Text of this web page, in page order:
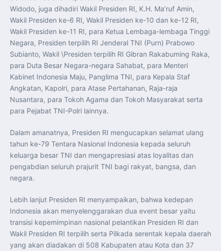
Penguatan Kerja Sama Konkret ASEAN Plus Three
Latma ORRUDA 2026 di Vladivostok Perkuat Diplomasi
Maritim TNI AL dan Rusia
Latihan DACT di Exercise Pitch Black 2026 Tingkatkan
Kesiapan Tempur Penerbang TNI AU
Menlu Sugiono: “Kekuatan Ekonomi ASEAN-RRT Harus
Menjadi Penopang Stabilitas Kawasan”
ASEAN dan Amerika Serikat Perkuat Kemitraan untuk
Jaga Stabilitas Kawasan dan Dorong Pertumbuhan
Ekonomi
Presiden Prabowo Terima Direktur FBI, Indonesia dan AS
Perkuat Kerja Sama Repatriasi Artefak Budaya
Menteri PKP dan Ketua DEN Perkuat Kolaborasi
Teknologi, Data, dan Pembiayaan Demi Percepatan
Program 3 Juta Rumah
Pendaftaran MagangHub Angkatan II Batch 1 Dibuka
KASAU Bekali 154 Perwira Remaja AAU 2026, Tekankan
Integritas dan Profesionalisme sebagai Bekal
Pengabdian
Menlu Sugiono Dorong Kemitraan ASEAN–Inggris yang
Lebih Erat Hadapi Tantangan Global
Indonesia Dorong ASEAN dan Uni Eropa Perkuat
Kemitraan ASEAN–Kanada Perkuat Ketahanan Ekonomi,
Pangan, dan Energi Kawasan
ASEAN dan India Perkuat Ketahanan Kawasan lewat
Kerja Sama Maritim, Ekonomi, dan Kesehatan
BI Pertahankan BI-Rate 5,75 Persen untuk Jaga
Stabilitas dan Dukung Pertumbuhan Ekonomi
Kepala BGN Sudaryono Tegaskan Komitmen Perkuat
Transparansi dan Akuntabilitas Program Makan Bergizi
Widodo, juga dihadiri Wakil Presiden RI, K.H. Ma’ruf Amin,
Wakil Presiden ke-6 RI, Wakil Presiden ke-10 dan ke-12 RI,
Wakil Presiden ke-11 RI, para Ketua Lembaga-lembaga Tinggi
Negara, Presiden terpilih RI Jenderal TNI (Purn) Prabowo
Subianto, Wakil \Presiden terpilih RI Gibran Rakabuming Raka,
para Duta Besar Negara-negara Sahabat, para Menteri
Kabinet Indonesia Maju, Panglima TNI, para Kepala Staf
Angkatan, Kapolri, para Atase Pertahanan, Raja-raja
Nusantara, para Tokoh Agama dan Tokoh Masyarakat serta
para Pejabat TNI-Polri lainnya.
Dalam amanatnya, Presiden RI mengucapkan selamat ulang
tahun ke-79 Tentara Nasional Indonesia kepada seluruh
keluarga besar TNI dan mengapresiasi atas loyalitas dan
pengabdian seluruh prajurit TNI bagi rakyat, bangsa, dan
negara.
Lebih lanjut Presiden RI menyampaikan, bahwa kedepan
Indonesia akan menyelenggarakan dua event besar yaitu
transisi kepemimpinan nasional pelantikan Presiden RI dan
Wakil Presiden RI terpilih serta Pilkada serentak kepala daerah
yang akan diadakan di 508 Kabupaten atau Kota dan 37